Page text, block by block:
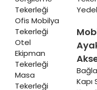
Tekerleği
Ofis Mobilya
Tekerleği
Otel
Ekipman
Tekerleği
Masa
Tekerleği
Kapı